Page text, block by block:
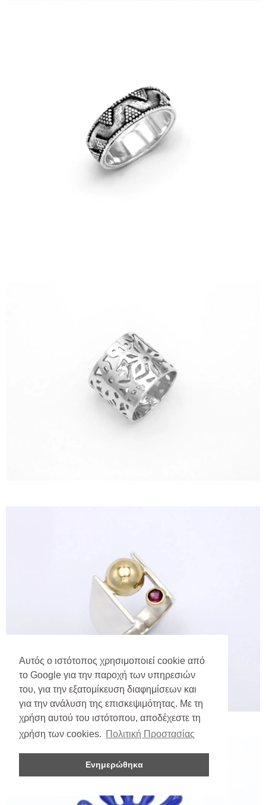
Αυτός ο ιστότοπος χρησιμοποιεί cookie από
το Google για την παροχή των υπηρεσιών
του, για την εξατομίκευση διαφημίσεων και
για την ανάλυση της επισκεψιμότητας. Με τη
χρήση αυτού του ιστότοπου, αποδέχεστε τη
χρήση των cookies. Πολιτική Προστασίας
Ενημερώθηκα